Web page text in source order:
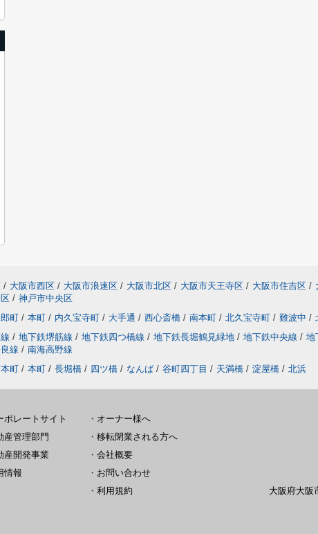
/ 大阪市西区 / 大阪市浪速区 / 大阪市北区 / 大阪市天王寺区 / 大阪市住吉区 /
/ 神戸市中央区
町 / 本町 / 内久宝寺町 / 大手通 / 西心斎橋 / 南本町 / 北久宝寺町 / 難波中 /
/ 地下鉄堺筋線 / 地下鉄四つ橋線 / 地下鉄長堀鶴見緑地 / 地下鉄中央線 / 地
線 / 南海高野線
町 / 本町 / 長堀橋 / 四ツ橋 / なんば / 谷町四丁目 / 天満橋 / 淀屋橋 / 北浜
ポレートサイト
産管理部門
産開発事業
情報
・ オーナー様へ
・ 移転閉業される方へ
・ 会社概要
・ お問い合わせ
・ 利用規約
大阪府大阪